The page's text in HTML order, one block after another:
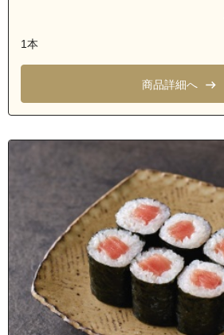
1本
商品詳細へ